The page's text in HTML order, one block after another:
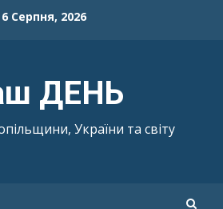
6 Серпня, 2026
ДЕНЬ
України та світу